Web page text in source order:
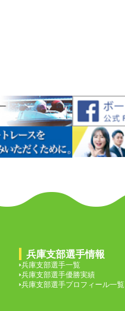
兵庫支部選手情報
兵庫支部選手一覧
兵庫支部選手優勝実績
兵庫支部選手プロフィール一覧